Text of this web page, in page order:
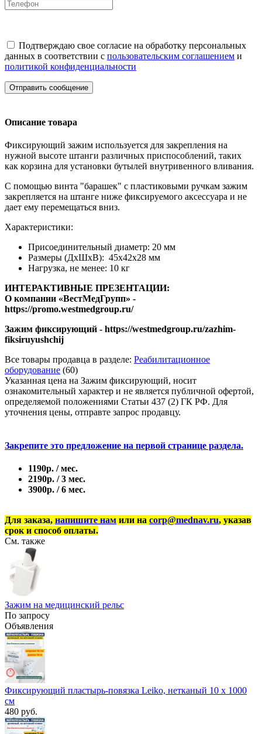
Подтверждаю свое согласие на обработку персональных
данных в соответствии с пользовательским соглашением и
политикой конфиденциальности
Отправить сообщение
Описание товара
Фиксирующий зажим используется для закрепления на
нужной высоте штанги различных приспособлений, таких
как корзина для установки бутылей внутривенного вливания.
С помощью винта "барашек" с пластиковыми ручкам зажим
закрепляется на штанге ниже фиксируемого аксессуара и не
дает ему перемещаться вниз.
Характеристики:
Присоединительный диаметр: 20 мм
Размеры (ДxШхВ): 45х42х28 мм
Нагрузка, не менее: 10 кг
ИНТЕРАКТИВНЫЕ ПРЕЗЕНТАЦИИ:
​О компании «ВестМедГрупп» -
https://promo.westmedgroup.ru/
Зажим фиксирующий - https://westmedgroup.ru/zazhim-
fiksiruyushchij
Все товары продавца в разделе: Реабилитационное
оборудование (60)
Указанная цена на Зажим фиксирующий, носит
ознакомительный характер и не является публичной офертой,
определяемой положениями Статьи 437 (2) ГК РФ. Для
уточнения цены, отправте запрос продавцу.
Закрепите это предложение на первой странице раздела.
1190р. / мес.
2190р. / 3 мес.
3900р. / 6 мес.
Для заказа, напишите нам или на corp@mednav.ru, указав
срок и способ оплаты.
См. также
Зажим на медицинский рельс
По запросу
Объявления
Фиксирующий пластырь-повязка Leiko, нетканый 10 x 1000
см
480 руб.